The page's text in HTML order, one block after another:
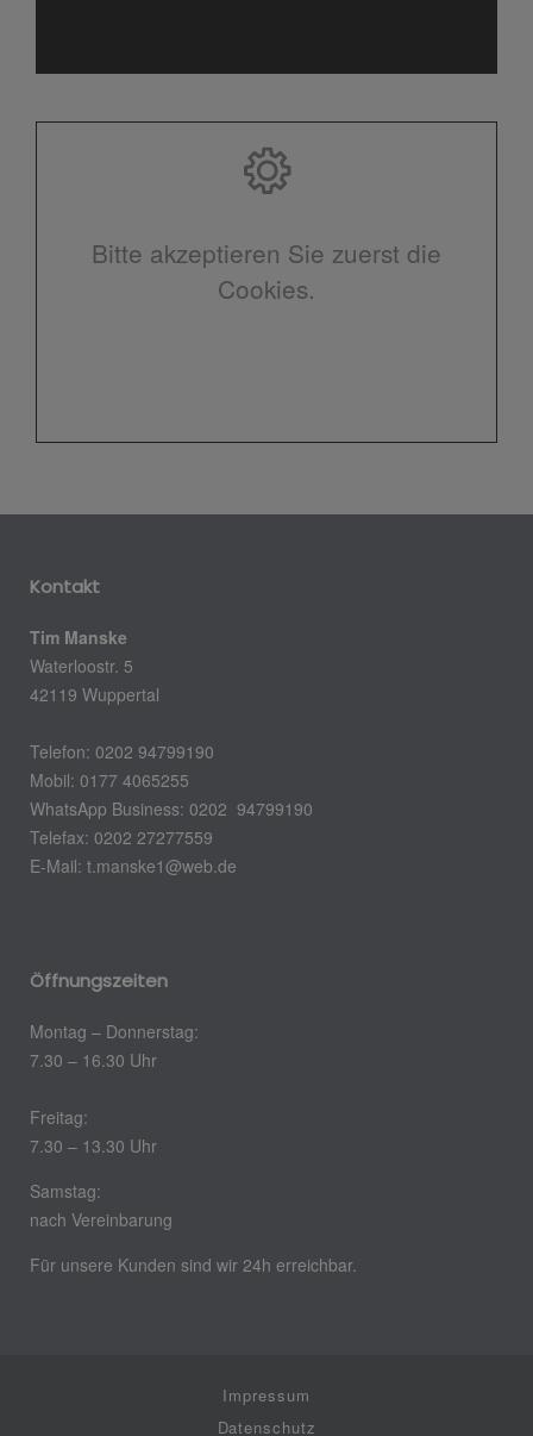
Bitte akzeptieren Sie zuerst die
Cookies.
Kontakt
Tim Manske
Waterloostr. 5
42119 Wuppertal
Telefon: 0202 94799190
Mobil: 0177 4065255
WhatsApp Business: 0202 94799190
Telefax: 0202 27277559
E-Mail: t.manske1@web.de
Öffnungszeiten
Montag – Donnerstag:
7.30 – 16.30 Uhr
Freitag:
7.30 – 13.30 Uhr
Samstag:
nach Vereinbarung
Für unsere Kunden sind wir 24h erreichbar.
Impressum
Datenschutz